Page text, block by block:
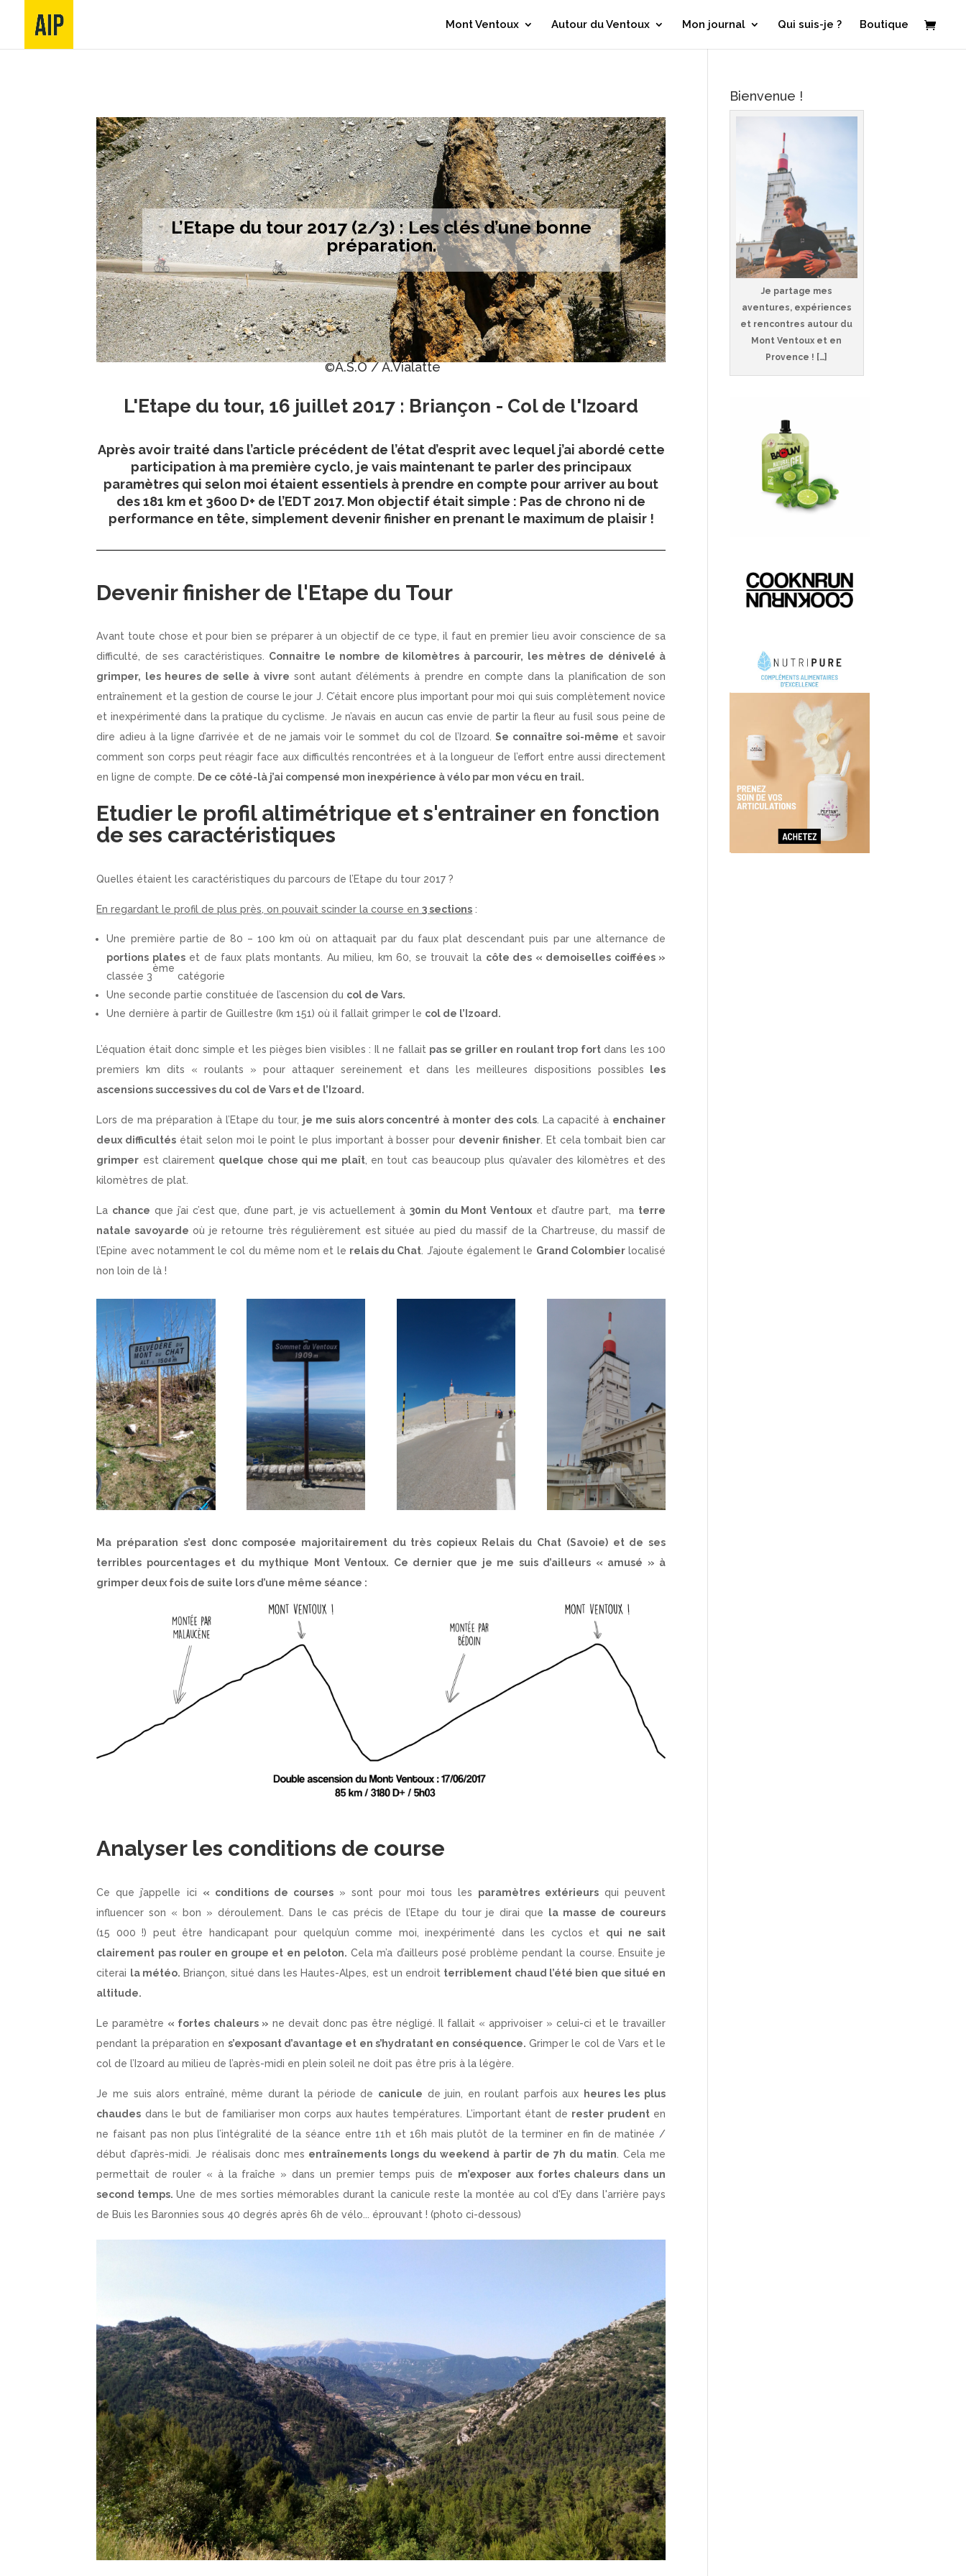
Mont Ventoux Autour du Ventoux Mon journal Qui suis-je ? Boutique
L’Etape du tour 2017 (2/3) : Les clés d’une bonne
préparation.
©A.S.O / A.Vialatte
L'Etape du tour, 16 juillet 2017 : Briançon - Col de l'Izoard
Après avoir traité dans l’article précédent de l’état d’esprit avec lequel j’ai abordé cette
participation à ma première cyclo, je vais maintenant te parler des principaux
paramètres qui selon moi étaient essentiels à prendre en compte pour arriver au bout
des 181 km et 3600 D+ de l’EDT 2017. Mon objectif était simple : Pas de chrono ni de
performance en tête, simplement devenir finisher en prenant le maximum de plaisir !
Devenir finisher de l'Etape du Tour
Avant toute chose et pour bien se préparer à un objectif de ce type, il faut en premier lieu avoir conscience de sa
difficulté, de ses caractéristiques. Connaitre le nombre de kilomètres à parcourir, les mètres de dénivelé à
grimper, les heures de selle à vivre sont autant d’éléments à prendre en compte dans la planification de son
entraînement et la gestion de course le jour J. C’était encore plus important pour moi qui suis complètement novice
et inexpérimenté dans la pratique du cyclisme. Je n’avais en aucun cas envie de partir la fleur au fusil sous peine de
dire adieu à la ligne d’arrivée et de ne jamais voir le sommet du col de l’Izoard.Se connaître soi-même et savoir
comment son corps peut réagir face aux difficultés rencontrées et à la longueur de l’effort entre aussi directement
en ligne de compte. De ce côté-là j’ai compensé mon inexpérience à vélo par mon vécu en trail.
Etudier le profil altimétrique et s'entrainer en fonction
de ses caractéristiques
Quelles étaient les caractéristiques du parcours de l’Etape du tour 2017 ?
En regardant le profil de plus près, on pouvait scinder la course en3 sections :
Une première partie de 80 – 100 km où on attaquait par du faux plat descendant puis par une alternance de
portions plateset de faux plats montants. Au milieu, km 60, se trouvait la côte des « demoiselles coiffées »
classée 3
ème
catégorie
Une seconde partie constituée de l’ascension du col de Vars.
Une dernière à partir de Guillestre (km 151) où il fallait grimper le col de l’Izoard.
L’équation était donc simple et les pièges bien visibles : Il ne fallait pas se griller en roulant trop fortdans les 100
premiers km dits « roulants » pour attaquer sereinement et dans les meilleures dispositions possibles les
ascensions successives du col de Vars et de l’Izoard.
Lors de ma préparation à l’Etape du tour, je me suis alors concentré à monter des cols. La capacité à enchainer
deux difficultés était selon moi le point le plus important à bosser pour devenir finisher. Et cela tombait bien car
grimper est clairement quelque chose qui me plaît, en tout cas beaucoup plus qu’avaler des kilomètres et des
kilomètres de plat.
La chance que j’ai c’est que, d’une part, je vis actuellement à 30min du Mont Ventoux et d’autre part, ma terre
natale savoyarde où je retourne très régulièrement est située au pied du massif de la Chartreuse, du massif de
l’Epine avec notamment le col du même nom et le relais du Chat . J’ajoute également le Grand Colombierlocalisé
non loin de là !
Ma préparation s’est donc composée majoritairement du très copieux Relais du Chat (Savoie) et de ses
terribles pourcentages et du mythique Mont Ventoux. Ce dernier que je me suis d’ailleurs « amusé » à
grimper deux fois de suite lors d’une même séance :
Analyser les conditions de course
Ce que j’appelle ici « conditions de courses» sont pour moi tous les paramètres extérieursqui peuvent
influencer son « bon » déroulement. Dans le cas précis de l’Etape du tour je dirai que
la masse de coureurs
(15 000 !) peut être handicapant pour quelqu’un comme moi, inexpérimenté dans les cyclos et qui ne sait
clairement pas rouler en groupe et en peloton. Cela m’a d’ailleurs posé problème pendant la course. Ensuite je
citerai la météo. Briançon, situé dans les Hautes-Alpes, est un endroit terriblement chaud l’été bien que situé en
altitude.
Le paramètre « fortes chaleurs » ne devait donc pas être négligé. Il fallait « apprivoiser » celui-ci et le travailler
pendant la préparation en s’exposant d’avantage et en s’hydratant en conséquence. Grimper le col de Vars et le
col de l’Izoard au milieu de l’après-midi en plein soleil ne doit pas être pris à la légère.
Je me suis alors entraîné, même durant la période de canicule de juin, en roulant parfois aux
heures les plus
chaudes dans le but de familiariser mon corps aux hautes températures. L’important étant de rester prudenten
ne faisant pas non plus l’intégralité de la séance entre 11h et 16h mais plutôt de la terminer en fin de matinée /
début d’après-midi. Je réalisais donc mes entraînements longs du weekend à partir de 7h du matin . Cela me
permettait de rouler « à la fraîche » dans un premier temps puis de m’exposer aux fortes chaleurs dans un
second temps.Une de mes sorties mémorables durant la canicule reste la montée au col d'Ey dans l'arrière pays
de Buis les Baronnies sous 40 degrés après 6h de vélo... éprouvant ! (photo ci-dessous)
Bienvenue !
Je partage mes
aventures, expériences
et rencontres autour du
Mont Ventoux et en
Provence ! […]